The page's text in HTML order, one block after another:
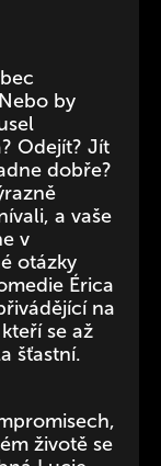
by
Odejít? Jít
dobře?
a vaše
v
otázky
Érica
na
se až
šťastní.
životě se